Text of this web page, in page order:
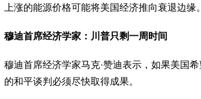
上涨的能源价格可能将美国经济推向衰退边缘。
穆迪首席经济学家：川普只剩一周时间
穆迪首席经济学家马克·赞迪表示，如果美国
的和平谈判必须尽快取得成果。